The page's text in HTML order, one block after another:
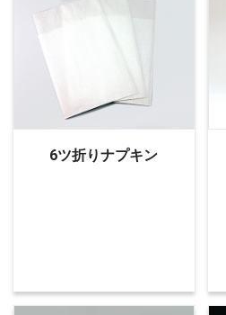
6ツ折りナプキン